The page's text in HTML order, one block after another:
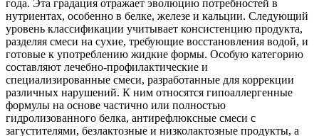
года. Эта градация отражает эволюцию потребностей в
нутриентах, особенно в белке, железе и кальции. Следующий
уровень классификации учитывает консистенцию продукта,
разделяя смеси на сухие, требующие восстановления водой, и
готовые к употреблению жидкие формы. Особую категорию
составляют лечебно-профилактические и
специализированные смеси, разработанные для коррекции
различных нарушений. К ним относятся гипоаллергенные
формулы на основе частично или полностью
гидролизованного белка, антирефлюксные смеси с
загустителями, безлактозные и низколактозные продукты, а